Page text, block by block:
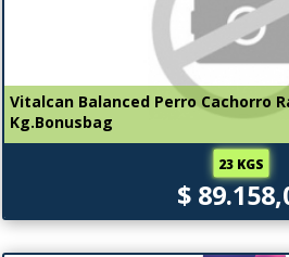
Vitalcan Balanced Perro Cachorro
Kg.Bonusbag
23 KGS
$